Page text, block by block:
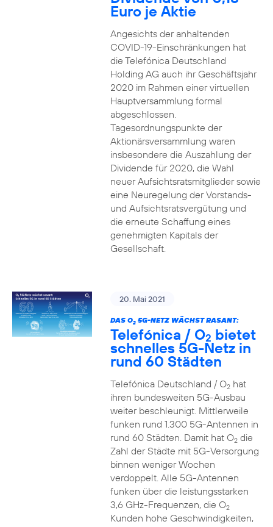
Euro je Aktie
Angesichts der anhaltenden
COVID-19-Einschränkungen hat
die Telefónica Deutschland
Holding AG auch ihr Geschäftsjahr
2020 im Rahmen einer virtuellen
Hauptversammlung formal
abgeschlossen.
Tagesordnungspunkte der
Aktionärsversammlung waren
insbesondere die Auszahlung der
Dividende für 2020, die Wahl
neuer Aufsichtsratsmitglieder sowie
eine Neuregelung der Vorstands-
und Aufsichtsratsvergütung und
die erneute Schaffung eines
genehmigten Kapitals der
Gesellschaft.
20. Mai 2021
DAS O25G-NETZ WÄCHST RASANT:
Telefónica / O2 bietet
schnelles 5G-Netz in
rund 60 Städten
Telefónica Deutschland / O2hat
ihren bundesweiten 5G-Ausbau
weiter beschleunigt. Mittlerweile
funken rund 1.300 5G-Antennen in
rund 60 Städten. Damit hat O2die
Zahl der Städte mit 5G-Versorgung
binnen weniger Wochen
verdoppelt. Alle 5G-Antennen
funken über die leistungsstarken
3,6 GHz-Frequenzen, die O2
Kunden hohe Geschwindigkeiten,